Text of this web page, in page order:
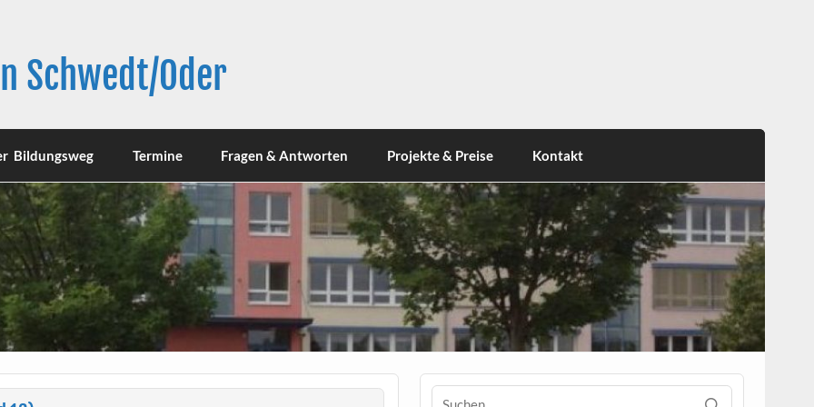
Schwedt/Oder
Bildungsweg Termine Fragen & Antworten Projekte & Preise Kontakt